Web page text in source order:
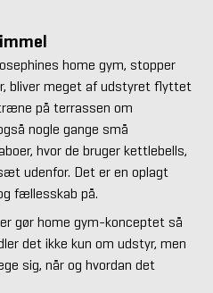
home gym, stopper
bliver meget af udstyret flyttet
på terrassen om
nogle gange små
hvor de bruger kettlebells,
udenfor. Det er en oplagt
fællesskab på.
gør home gym-konceptet så
det ikke kun om udstyr, men
sig, når og hvordan det